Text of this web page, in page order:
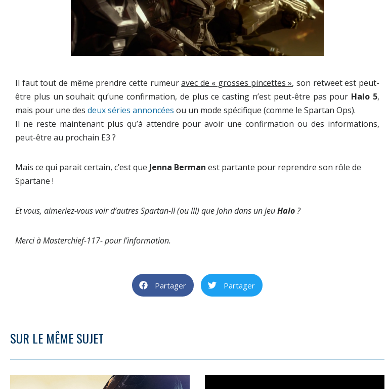
Il faut tout de même prendre cette rumeuravec de « grosses pincettes », son retweet est peut-
être plus un souhait qu’une confirmation, de plus ce casting n’est peut-être pas pour Halo 5,
mais pour une des deux séries annoncées ou un mode spécifique (comme le Spartan Ops).
Il ne reste maintenant plus qu’à attendre pour avoir une confirmation ou des informations,
peut-être au prochain E3 ?
Mais ce qui parait certain, c’est que Jenna Berman est partante pour reprendre son rôle de
Spartane !
Et vous, aimeriez-vous voir d’autres Spartan-II (ou III) que John dans un jeuHalo ?
Merci à Masterchief-117- pour l'information.
Partager Partager
SUR LE MÊME SUJET